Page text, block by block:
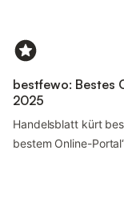
bestfewo: Bestes
2025
Handelsblatt kürt
bestem Online-